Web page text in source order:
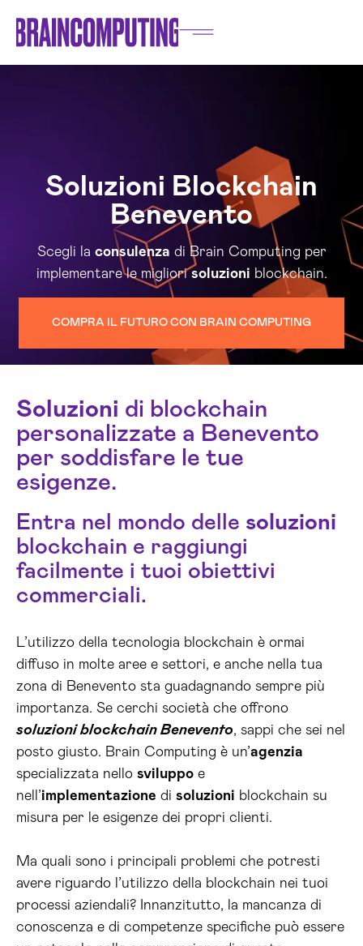
Soluzioni Blockchain
Benevento
Scegli la consulenza di Brain Computing per
implementare le migliorisoluzioni blockchain.
COMPRA IL FUTURO CON BRAIN COMPUTING
Soluzioni di blockchain
personalizzate a Benevento
per soddisfare le tue
esigenze.
Entra nel mondo delle soluzioni
blockchain e raggiungi
facilmente i tuoi obiettivi
commerciali.
L’utilizzo della tecnologia blockchain è ormai
diffuso in molte aree e settori, e anche nella tua
zona di Benevento sta guadagnando sempre più
importanza. Se cerchi società che offrono
soluzioni blockchain Benevento, sappi che sei nel
posto giusto. Brain Computing è un’agenzia
specializzata nello sviluppo e
nell’implementazione di soluzioni blockchain su
misura per le esigenze dei propri clienti.
Ma quali sono i principali problemi che potresti
avere riguardo l’utilizzo della blockchain nei tuoi
processi aziendali? Innanzitutto, la mancanza di
conoscenza e di competenze specifiche può essere